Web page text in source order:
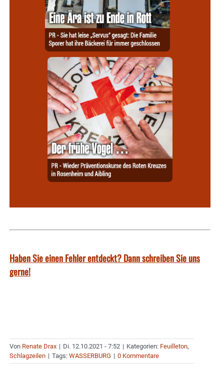
Haben Sie einen Fehler entdeckt? Dann schreiben Sie uns
gerne!
Von Renate Drax | Di. 12.10.2021 - 7:52 | Kategorien: Feuilleton,
Schlagzeilen | Tags: WASSERBURG | 0 Kommentare